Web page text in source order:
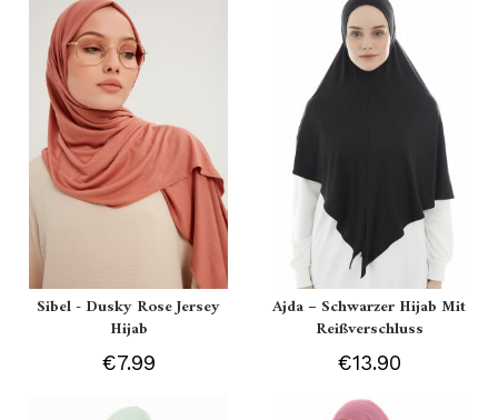
Sibel - Dusky Rose Jersey
Hijab
€7.99
Ajda – Schwarzer Hijab Mit
Reißverschluss
€13.90